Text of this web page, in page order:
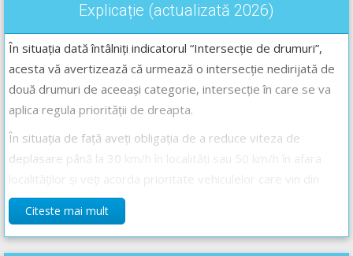
Explicație (actualizată 2026)
În situația dată întâlniți indicatorul “Intersecție de drumuri”,
acesta vă avertizează că urmează o intersecție nedirijată de
două drumuri de aceeași categorie, intersecție în care se va
aplica regula priorității de dreapta.
În situația de față aveți obligația de a reduce viteza de
deplasare până la 30 km/h în localități sau 50 km/h în afara
partea dreaptă.
Răspunsul corect este: A
Citeste mai mult